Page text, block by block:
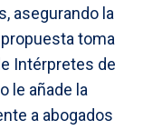
asegurando la
toma
Intérpretes de
le añade la
a abogados